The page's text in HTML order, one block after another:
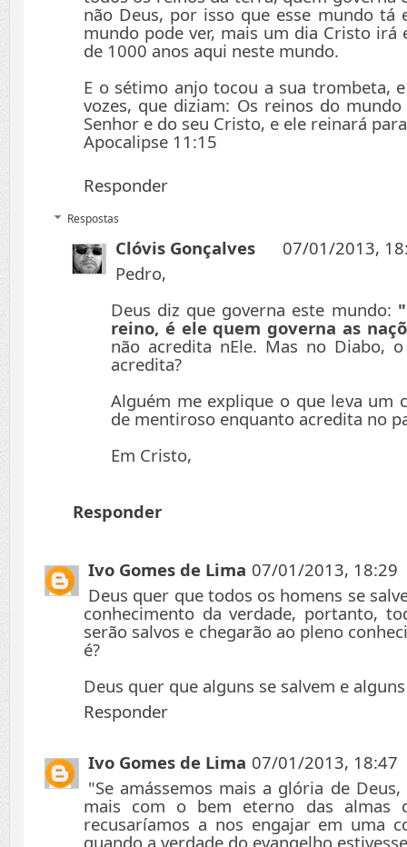
não Deus, por isso que esse mundo tá
mundo pode ver, mais um dia Cristo irá
de 1000 anos aqui neste mundo.
E o sétimo anjo tocou a sua trombeta,
vozes, que diziam: Os reinos do
Senhor e do seu Cristo, e ele reinará
Apocalipse 11:15
Responder
Respostas
Clóvis Gonçalves
07/01/2013,
Pedro,
Deus diz que governa este mundo:
reino, é ele quem governa as
não acredita nEle. Mas no Diabo,
acredita?
Alguém me explique o que leva um
de mentiroso enquanto acredita no
Em Cristo,
Responder
Ivo Gomes de Lima 07/01/2013, 18:29
Deus quer que todos os homens se
conhecimento da verdade, portanto,
serão salvos e chegarão ao pleno
é?
Deus quer que alguns se salvem e
Responder
Ivo Gomes de Lima 07/01/2013, 18:47
"Se amássemos mais a glória de
mais com o bem eterno das almas
recusaríamos a nos engajar em uma
quando a verdade do evangelho